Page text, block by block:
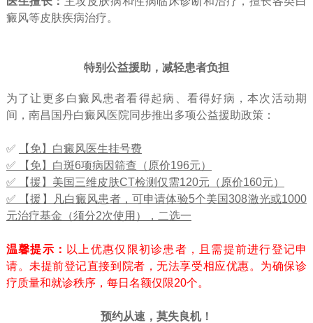
癜风等皮肤疾病治疗。
特别公益援助，减轻患者负担
为了让更多白癜风患者看得起病、看得好病，本次活动期
间，南昌国丹白癜风医院同步推出多项公益援助政策：
✅
【免】白癜风医生挂号费
✅ 【免】白斑6项病因筛查（原价196元）
✅ 【援】美国三维皮肤CT检测仅需120元（原价160元）
✅ 【援】凡白癜风患者，可申请体验5个美国308激光或1000
元治疗基金（须分2次使用），二选一
温馨提示： 以上优惠仅限初诊患者，且需提前进行登记申
请。未提前登记直接到院者，无法享受相应优惠。为确保诊
疗质量和就诊秩序，每日名额仅限20个。
预约从速，莫失良机！